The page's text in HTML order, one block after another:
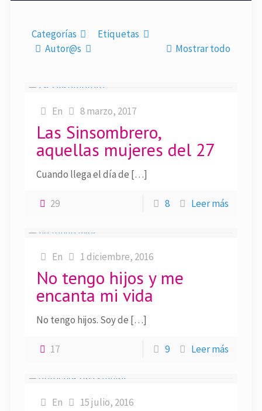
Categorías
Etiquetas
Autor@s
Mostrar todo
En 8 marzo, 2017
Las Sinsombrero,
aquellas mujeres del 27
Cuando llega el día de […]
29 8 Leer más
En 1 diciembre, 2016
No tengo hijos y me
encanta mi vida
No tengo hijos. Soy de […]
17 9 Leer más
En 15 julio, 2016